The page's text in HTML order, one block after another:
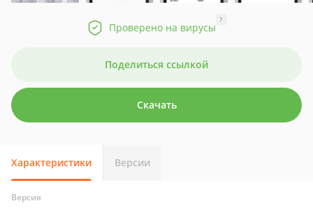
Проверено на вирусы
?
Поделиться ссылкой
Скачать
Характеристики Версии
Версия